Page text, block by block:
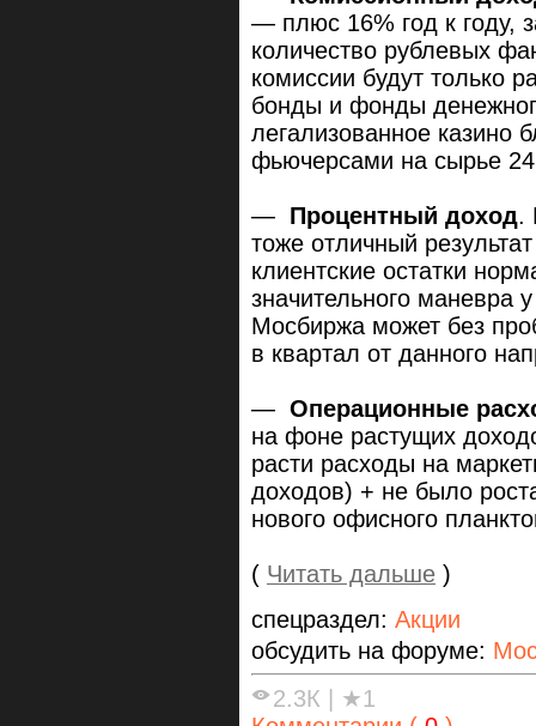
— плюс 16% год к году,
количество рублевых
комиссии будут только
бонды и фонды
легализованное казино
фьючерсами на сырье
— Процентный доход.
тоже отличный
клиентские остатки
значительного
Мосбиржа может без
в квартал от данного
— Операционные
на фоне растущих
расти расходы на
доходов) + не было
нового офисного
( Читать дальше )
спецраздел: Акции
обсудить на форуме:
2.3К | ★1